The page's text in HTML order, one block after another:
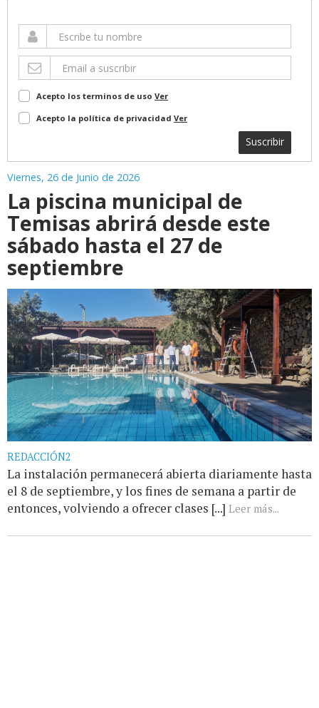
Acepto los terminos de uso Ver
Acepto la política de privacidad Ver
Suscribir
Viernes, 26 de Junio de 2026
La piscina municipal de
Temisas abrirá desde este
sábado hasta el 27 de
septiembre
REDACCIÓN2
La instalación permanecerá abierta diariamente hasta
el 8 de septiembre, y los fines de semana a partir de
entonces, volviendo a ofrecer clases [...] Leer más...